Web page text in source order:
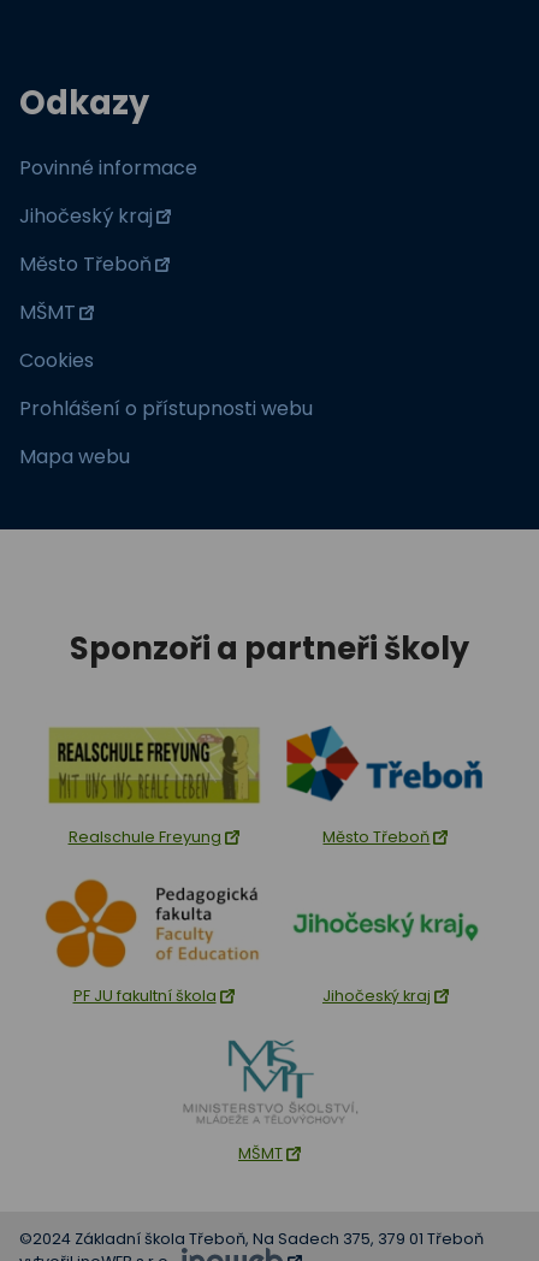
Odkazy
Povinné informace
Jihočeský kraj
Město Třeboň
MŠMT
Cookies
Prohlášení o přístupnosti webu
Mapa webu
Sponzoři a partneři školy
Realschule Freyung Město Třeboň
PF JU fakultní škola Jihočeský kraj
MŠMT
©2024 Základní škola Třeboň, Na Sadech 375, 379 01 Třeboň